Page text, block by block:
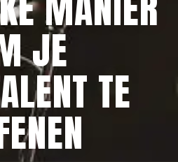
JE
TE